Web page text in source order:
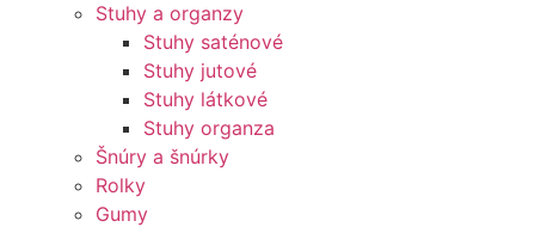
Stuhy a organzy
Stuhy saténové
Stuhy jutové
Stuhy látkové
Stuhy organza
Šnúry a šnúrky
Rolky
Gumy